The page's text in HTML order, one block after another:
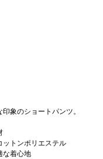
象のショートパンツ。
ットンポリエステル
な着心地